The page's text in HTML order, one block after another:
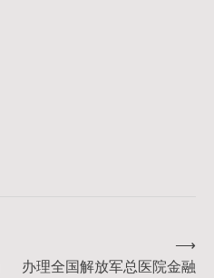
办理全国解放军总医院金融
⟶